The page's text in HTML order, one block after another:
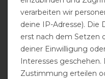
Eskadron Classic Sports
verarbeiten wir
deine IP-Adresse).
erst nach dem Setzen
deiner Einwilligung
Interesses geschehen.
Zustimmung erteilen